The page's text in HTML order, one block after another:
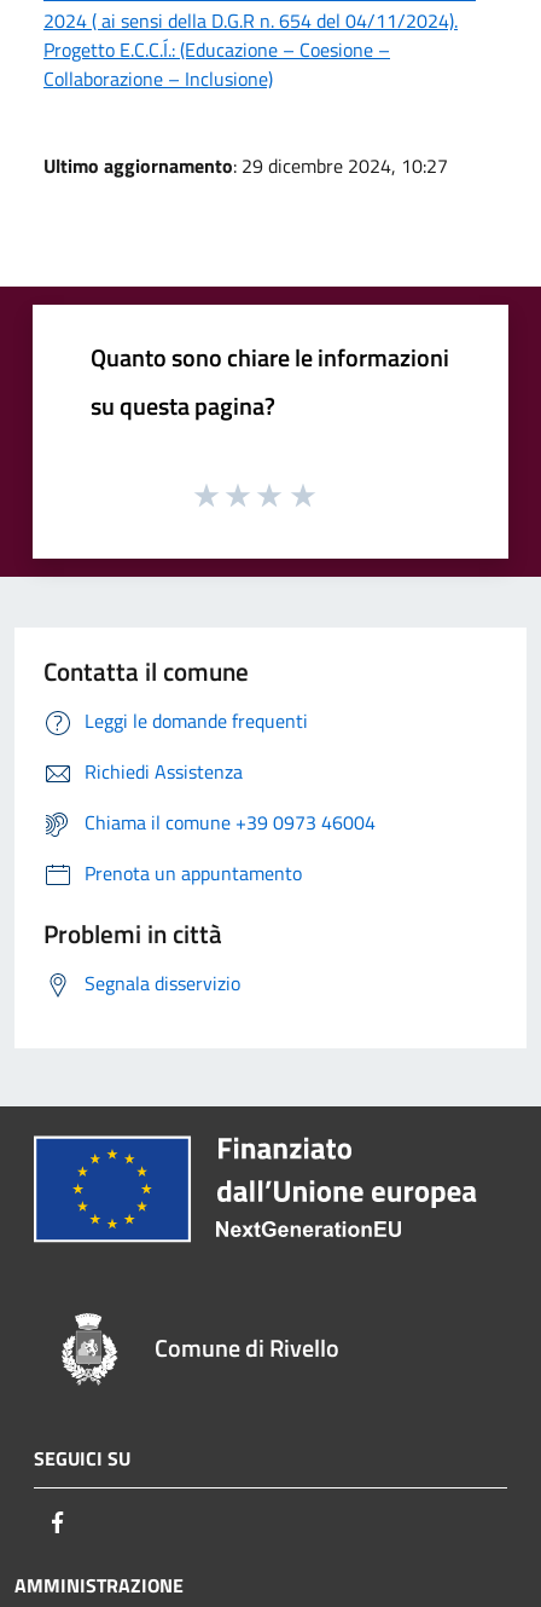
2024 ( ai sensi della D.G.R n. 654 del 04/11/2024).
Progetto E.C.C.Í.: (Educazione – Coesione –
Collaborazione – Inclusione)
Ultimo aggiornamento: 29 dicembre 2024, 10:27
Quanto sono chiare le informazioni
su questa pagina?
Contatta il comune
Leggi le domande frequenti
Richiedi Assistenza
Chiama il comune +39 0973 46004
Prenota un appuntamento
Problemi in città
Segnala disservizio
Comune di Rivello
SEGUICI SU
AMMINISTRAZIONE